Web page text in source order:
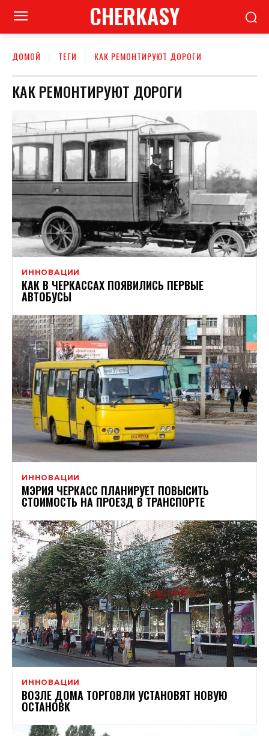
CHERKASY
ДОМОЙ ТЕГИ КАК РЕМОНТИРУЮТ ДОРОГИ
КАК РЕМОНТИРУЮТ ДОРОГИ
ИННОВАЦИИ
КАК В ЧЕРКАССАХ ПОЯВИЛИСЬ ПЕРВЫЕ
АВТОБУСЫ
ИННОВАЦИИ
МЭРИЯ ЧЕРКАСС ПЛАНИРУЕТ ПОВЫСИТЬ
СТОИМОСТЬ НА ПРОЕЗД В ТРАНСПОРТЕ
ИННОВАЦИИ
ВОЗЛЕ ДОМА ТОРГОВЛИ УСТАНОВЯТ НОВУЮ
ОСТАНОВК